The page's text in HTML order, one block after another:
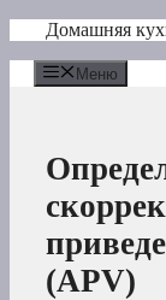
Перейти
содержимому
Домашняя
Меню
(APV)